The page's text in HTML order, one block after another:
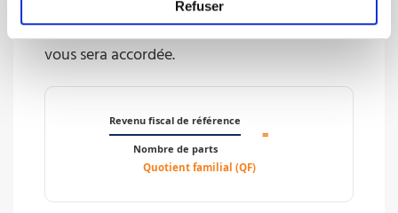
Refuser
familial. Reportez-vous ensuite au barème
APAS-BTP afin de connaître la remise qui
vous sera accordée.
Revenu fiscal de référence
Nombre de parts
=
Quotient familial (QF)